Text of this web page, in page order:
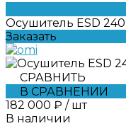
Осушитель ESD 240
Заказать
СРАВНИТЬ
В СРАВНЕНИИ
182 000 ₽ / шт
В наличии